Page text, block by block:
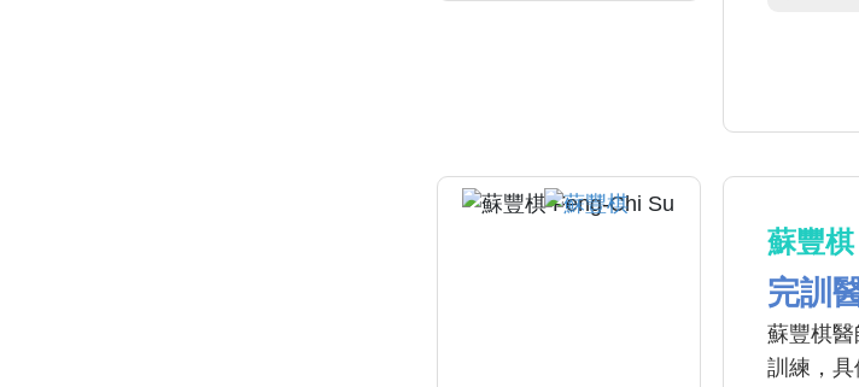
蘇豐
完訓
蘇豐棋
訓練，